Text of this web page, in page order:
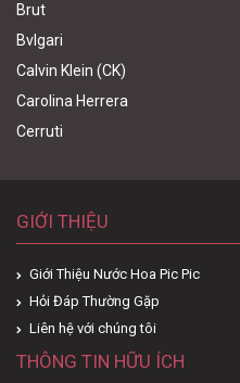
Brut
Bvlgari
Calvin Klein (CK)
Carolina Herrera
Cerruti
GIỚI THIỆU
Giới Thiệu Nước Hoa Pic Pic
Hỏi Đáp Thường Gặp
Liên hệ với chúng tôi
THÔNG TIN HỮU ÍCH